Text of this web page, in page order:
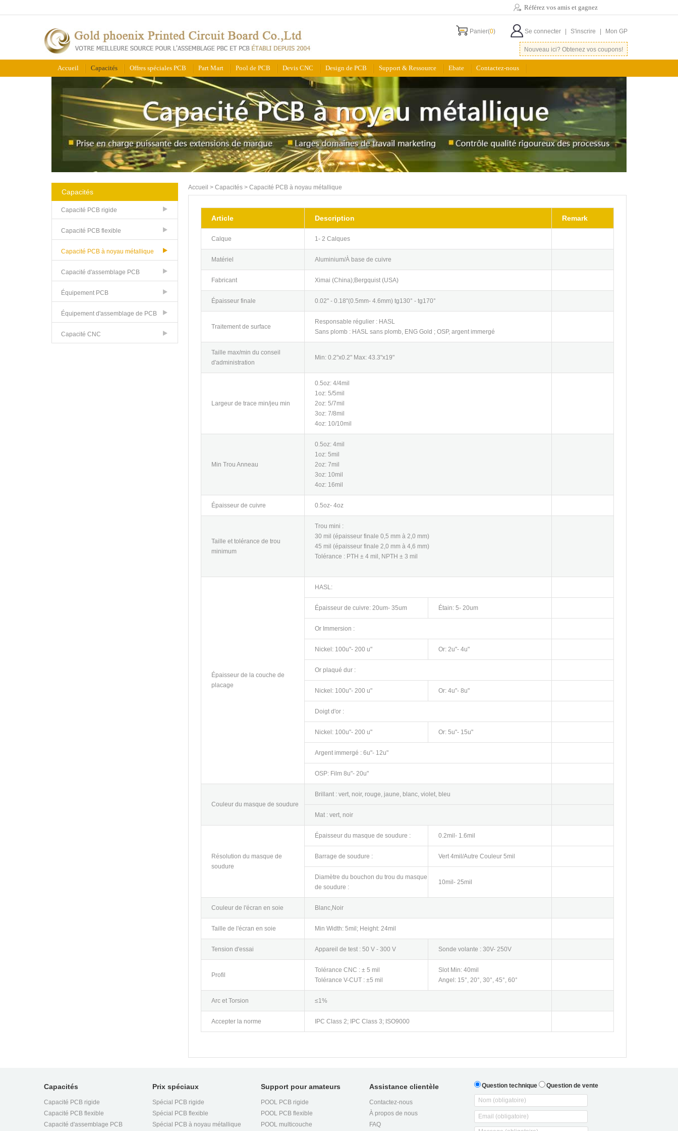
Référez vos amis et gagnez
Panier(0) Se connecter S'inscrire Mon GP
Nouveau ici? Obtenez vos coupons!
Accueil Capacités Offres spéciales PCB Part Mart Pool de PCB Devis CNC Design de PCB Support & Ressource Ebate Contactez-nous
Capacités
Capacité PCB rigide
Capacité PCB flexible
Capacité PCB à noyau métallique
Capacité d'assemblage PCB
Équipement PCB
Équipement d'assemblage de PCB
Capacité CNC
Accueil > Capacités > Capacité PCB à noyau métallique
Article Description Remark
Calque 1- 2 Calques
Matériel Aluminium/À base de cuivre
Fabricant Ximai (China);Bergquist (USA)
Épaisseur finale 0.02" - 0.18"(0.5mm- 4.6mm) tg130° - tg170°
Traitement de surface
Responsable régulier : HASL
Sans plomb : HASL sans plomb, ENG Gold ; OSP, argent immergé
Taille max/min du conseil
d'administration
Min: 0.2"x0.2" Max: 43.3"x19"
Largeur de trace min/jeu min
0.5oz: 4/4mil
1oz: 5/5mil
2oz: 5/7mil
3oz: 7/8mil
4oz: 10/10mil
Min Trou Anneau
0.5oz: 4mil
1oz: 5mil
2oz: 7mil
3oz: 10mil
4oz: 16mil
Épaisseur de cuivre 0.5oz- 4oz
Taille et tolérance de trou
minimum
Trou mini :
30 mil (épaisseur finale 0,5 mm à 2,0 mm)
45 mil (épaisseur finale 2,0 mm à 4,6 mm)
Tolérance : PTH ± 4 mil, NPTH ± 3 mil
Épaisseur de la couche de
placage
HASL:
Épaisseur de cuivre: 20um- 35um Étain: 5- 20um
Or Immersion :
Nickel: 100u"- 200 u" Or: 2u"- 4u"
Or plaqué dur :
Nickel: 100u"- 200 u" Or: 4u"- 8u"
Doigt d'or :
Nickel: 100u"- 200 u" Or: 5u"- 15u"
Argent immergé : 6u"- 12u"
OSP: Film 8u"- 20u"
Couleur du masque de soudure
Brillant : vert, noir, rouge, jaune, blanc, violet, bleu
Mat : vert, noir
Résolution du masque de
soudure
Épaisseur du masque de soudure : 0.2mil- 1.6mil
Barrage de soudure : Vert 4mil/Autre Couleur 5mil
Diamètre du bouchon du trou du masque
de soudure :
10mil- 25mil
Couleur de l'écran en soie Blanc,Noir
Taille de l'écran en soie Min Width: 5mil; Height: 24mil
Tension d'essai Appareil de test : 50 V - 300 V Sonde volante : 30V- 250V
Profil
Tolérance CNC : ± 5 mil
Tolérance V-CUT : ±5 mil
Slot Min: 40mil
Angel: 15°, 20°, 30°, 45°, 60°
Arc et Torsion ≤1%
Accepter la norme IPC Class 2; IPC Class 3; ISO9000
Capacités
Capacité PCB rigide
Capacité PCB flexible
Capacité d'assemblage PCB
Prix spéciaux
Spécial PCB rigide
Spécial PCB flexible
Spécial PCB à noyau métallique
Support pour amateurs
POOL PCB rigide
POOL PCB flexible
POOL multicouche
Assistance clientèle
Contactez-nous
À propos de nous
FAQ
Question technique Question de vente